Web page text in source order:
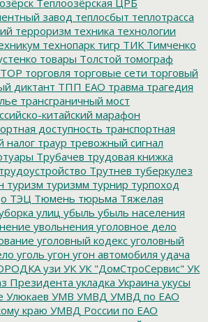
завод теплосбыт теплотрасса
терроризм техника технологии
технопарк тигр ТИК Тимченко
товары Толстой томограф
ТОР торговля торговые сети торговый
диктант ТПП ЕАО травма трагедия
трансграничный мост
китайский марафон
доступность транспортная
налог траур тревожный сигнал
Трубачев трудовая книжка
трудоустройство Трутнев туберкулез
туризм туризмм турнир турпоход
ТЭЦ Тюмень тюрьма Тяжелая
улиц убыль убыль населения
увольнения уголовное дело
уголовный кодекс уголовный
уголь угон угон автомобиля удача
узи УК УК "ДомСтроСервис" УК
Президента укладка Украина укусы
Улюкаев УМВ УМВД УМВД по ЕАО
краю УМВД России по ЕАО